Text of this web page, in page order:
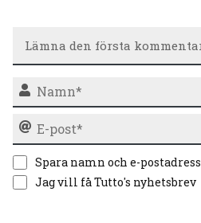
Spara namn och e-postadress
Jag vill få Tutto's nyhetsbrev